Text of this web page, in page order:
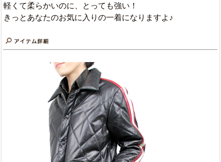
軽くて柔らかいのに、とっても強い！
きっとあなたのお気に入りの一着になりますよ♪